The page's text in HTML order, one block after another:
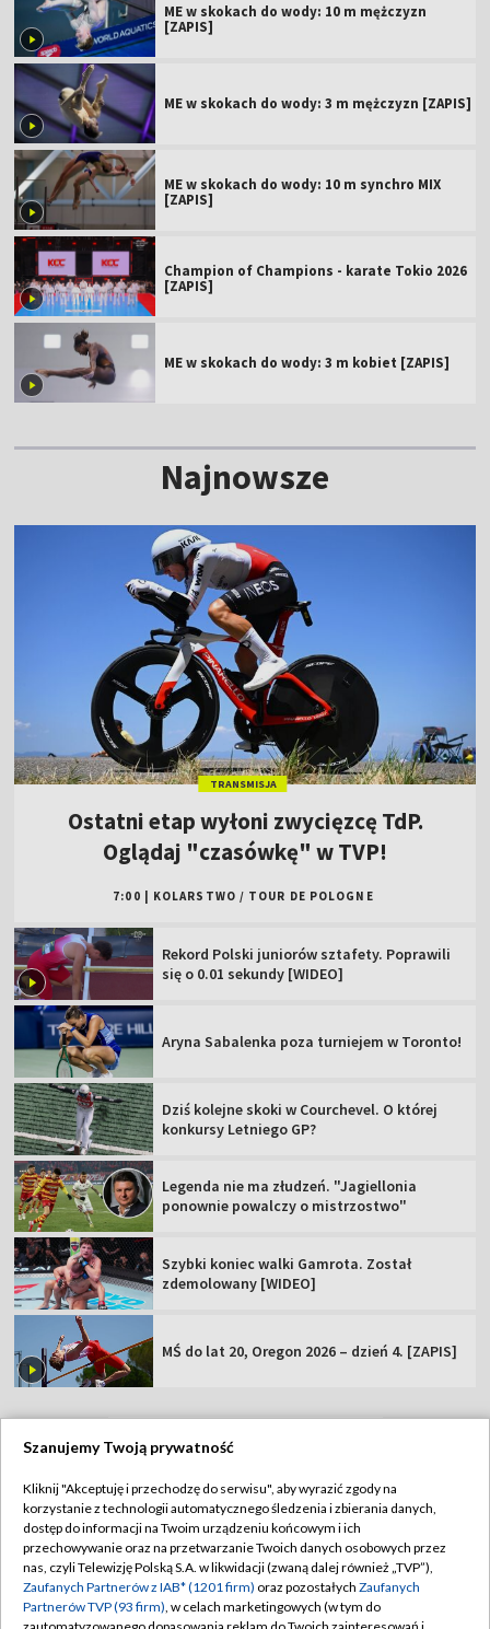
ME w skokach do wody: 10 m mężczyzn
[ZAPIS]
ME w skokach do wody: 3 m mężczyzn [ZAPIS]
ME w skokach do wody: 10 m synchro MIX
[ZAPIS]
Champion of Champions - karate Tokio 2026
[ZAPIS]
ME w skokach do wody: 3 m kobiet [ZAPIS]
Najnowsze
TRANSMISJA
Ostatni etap wyłoni zwycięzcę TdP.
Oglądaj "czasówkę" w TVP!
7:00 KOLARSTWO / TOUR DE POLOGNE
Rekord Polski juniorów sztafety. Poprawili
się o 0.01 sekundy [WIDEO]
Aryna Sabalenka poza turniejem w Toronto!
Dziś kolejne skoki w Courchevel. O której
konkursy Letniego GP?
Legenda nie ma złudzeń. "Jagiellonia
ponownie powalczy o mistrzostwo"
Szybki koniec walki Gamrota. Został
zdemolowany [WIDEO]
MŚ do lat 20, Oregon 2026 – dzień 4. [ZAPIS]
Abonament TVP
Sklep TVP
Biuro Reklamy
Oferta Handlowa
Regulamin TVP
Polityka prywatności
Moje zgody
Biuro reklamy
Szanujemy Twoją prywatność
Kliknij "Akceptuję i przechodzę do serwisu", aby wyrazić zgody na
korzystanie z technologii automatycznego śledzenia i zbierania danych,
dostęp do informacji na Twoim urządzeniu końcowym i ich
przechowywanie oraz na przetwarzanie Twoich danych osobowych przez
nas, czyli Telewizję Polską S.A. w likwidacji (zwaną dalej również „TVP”),
Zaufanych Partnerów z IAB* (1201 firm) oraz pozostałych Zaufanych
Partnerów TVP (93 firm), w celach marketingowych (w tym do